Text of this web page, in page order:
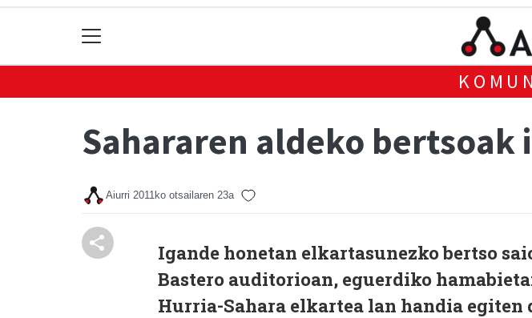
Sahararen aldeko bertsoak
Aiurri 2011ko otsailaren 23a
Igande honetan elkartasunezko bertso
Bastero auditorioan, eguerdiko
Hurria-Sahara elkartea lan handia egiten